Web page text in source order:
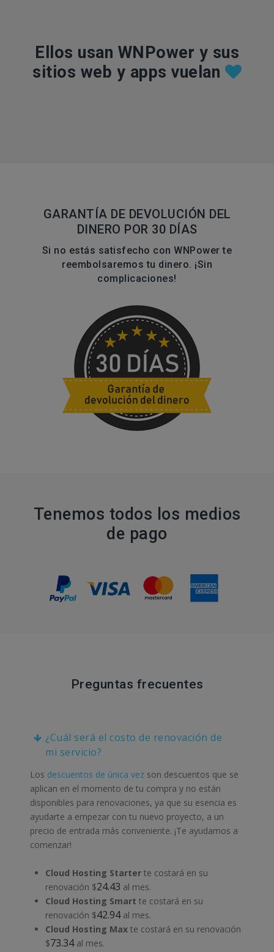
Ellos usan WNPower y sus
sitios web y apps vuelan
GARANTÍA DE DEVOLUCIÓN DEL
DINERO POR 30 DÍAS
Si no estás satisfecho con WNPower te
reembolsaremos tu dinero. ¡Sin
complicaciones!
Tenemos todos los medios
de pago
Preguntas frecuentes
¿Cuál será el costo de renovación de
mi servicio?
Los descuentos de única vez son descuentos que se
aplican en el momento de tu compra y no están
disponibles para renovaciones, ya que su esencia es
ayudarte a empezar con tu nuevo proyecto, a un
precio de entrada más conveniente. ¡Te ayudamos a
comenzar!
Cloud Hosting Starter te costará en su
renovación $24.43 al mes.
Cloud Hosting Smart te costará en su
renovación $42.94al mes.
Cloud Hosting Max te costará en su renovación
$73.34al mes.